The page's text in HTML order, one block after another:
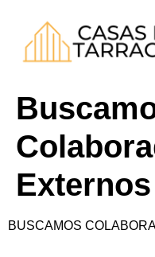
Externos
BUSCAMOS